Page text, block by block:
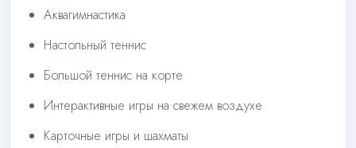
Аквагимнастика
Настольный теннис
Большой теннис на корте
Интерактивные игры на свежем воздухе
Карточные игры и шахматы